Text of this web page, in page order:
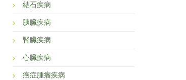
結石疾病
胰臟疾病
腎臟疾病
心臟疾病
癌症腫瘤疾病